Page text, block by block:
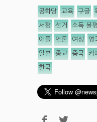
공화당 교육 구글
서평 선거 소득 불
애플 언론 여성 영
일본 종교 중국 커
한국